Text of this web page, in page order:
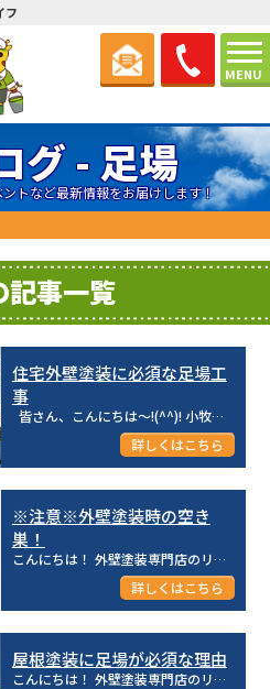
MENU
フ
グ - 足場
トなど最新情報をお届けします！
記事一覧
住宅外壁塗装に必須な足場工
事
皆さん、こんにちは～!(^^)! 小牧市/岩倉市を中心とした地域密着型☆彡 外壁塗装専...
2024.07.19(Fri)
詳しくはこちら
※注意※外壁塗装時の空き
巣！
こんにちは！ 外壁塗装専門店のリライフ株式会社です♪ 皆さん、「外壁塗装時は空き巣被害が起きやすい...
2024.05.27(Mon)
詳しくはこちら
屋根塗装に足場が必須な理由
こんにちは！ 外壁塗装専門店のリライフ株式会社です♪ 屋根塗装の見積もりを依頼した際に 「えっ！？...